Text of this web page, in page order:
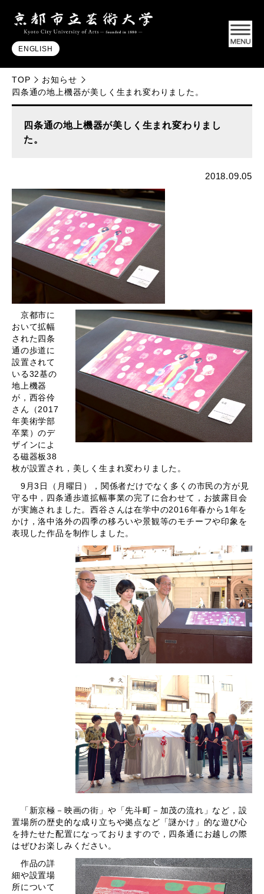
ENGLISH
TOP
お知らせ
四条通の地上機器が美しく生まれ変わりました。
四条通の地上機器が美しく生まれ変わりまし
た。
2018.09.05
京都市に
おいて拡幅
された四条
通の歩道に
設置されて
いる32基の
地上機器
が，西谷伶
さん（2017
年美術学部
卒業）のデ
ザインによ
る磁器板38
枚が設置され，美しく生まれ変わりました。
9月3日（月曜日），関係者だけでなく多くの市民の方が見
守る中，四条通歩道拡幅事業の完了に合わせて，お披露目会
が実施されました。西谷さんは在学中の2016年春から1年を
かけ，洛中洛外の四季の移ろいや景観等のモチーフや印象を
表現した作品を制作しました。
「新京極－映画の街」や「先斗町－加茂の流れ」など，設
置場所の歴史的な成り立ちや拠点など「謎かけ」的な遊び心
を持たせた配置になっておりますので，四条通にお越しの際
はぜひお楽しみください。
作品の詳
細や設置場
所について